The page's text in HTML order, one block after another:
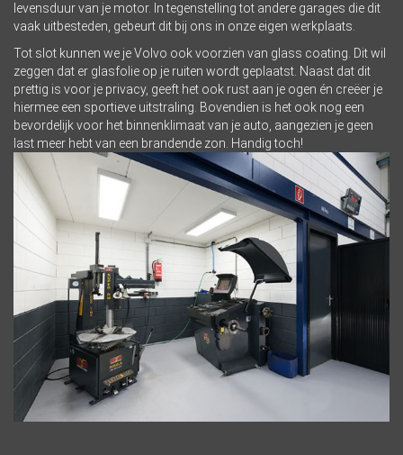
levensduur van je motor. In tegenstelling tot andere garages die dit
vaak uitbesteden, gebeurt dit bij ons in onze eigen werkplaats.
Tot slot kunnen we je Volvo ook voorzien van glass coating. Dit wil
zeggen dat er glasfolie op je ruiten wordt geplaatst. Naast dat dit
prettig is voor je privacy, geeft het ook rust aan je ogen én creëer je
hiermee een sportieve uitstraling. Bovendien is het ook nog een
bevordelijk voor het binnenklimaat van je auto, aangezien je geen
last meer hebt van een brandende zon. Handig toch!